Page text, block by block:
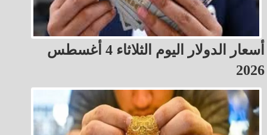
أسعار الدولار اليوم الثلاثاء 4 أغسطس
2026